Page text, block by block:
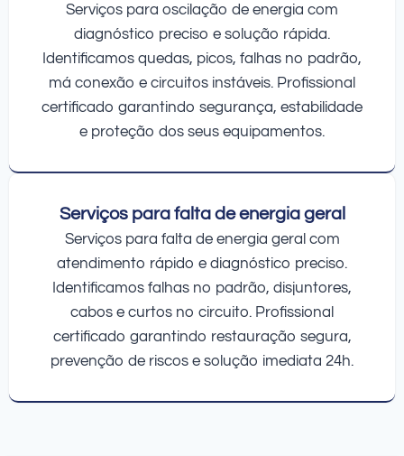
Serviços para oscilação de energia com
diagnóstico preciso e solução rápida.
Identificamos quedas, picos, falhas no padrão,
má conexão e circuitos instáveis. Profissional
certificado garantindo segurança, estabilidade
e proteção dos seus equipamentos.
Serviços para falta de energia geral
Serviços para falta de energia geral com
atendimento rápido e diagnóstico preciso.
Identificamos falhas no padrão, disjuntores,
cabos e curtos no circuito. Profissional
certificado garantindo restauração segura,
prevenção de riscos e solução imediata 24h.